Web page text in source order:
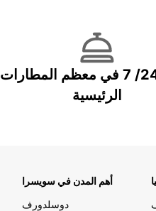
خدمة 24/ 7 في معظم المطارات
الرئيسية
أهم المدن في سويسرا
دوسلدورف